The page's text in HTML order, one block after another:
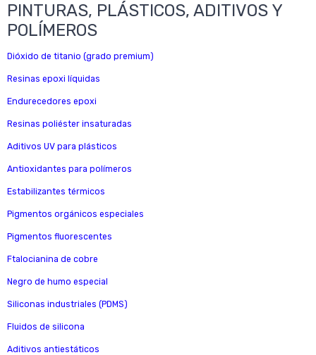
PINTURAS, PLÁSTICOS, ADITIVOS Y
POLÍMEROS
Dióxido de titanio (grado premium)
Resinas epoxi líquidas
Endurecedores epoxi
Resinas poliéster insaturadas
Aditivos UV para plásticos
Antioxidantes para polímeros
Estabilizantes térmicos
Pigmentos orgánicos especiales
Pigmentos fluorescentes
Ftalocianina de cobre
Negro de humo especial
Siliconas industriales (PDMS)
Fluidos de silicona
Aditivos antiestáticos